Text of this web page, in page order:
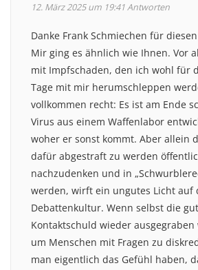
12. März 2025 um 19:41Antworten
Danke Frank Schmiechen für
Mir ging es ähnlich wie Ihnen. Vor
mit Impfschaden, den ich wohl für
Tage mit mir herumschleppen
vollkommen recht: Es ist am Ende
Virus aus einem Waffenlabor
woher er sonst kommt. Aber allein
dafür abgestraft zu werden
nachzudenken und in
werden, wirft ein ungutes Licht auf
Debattenkultur. Wenn selbst die
Kontaktschuld wieder ausgegraben
um Menschen mit Fragen zu
man eigentlich das Gefühl haben,